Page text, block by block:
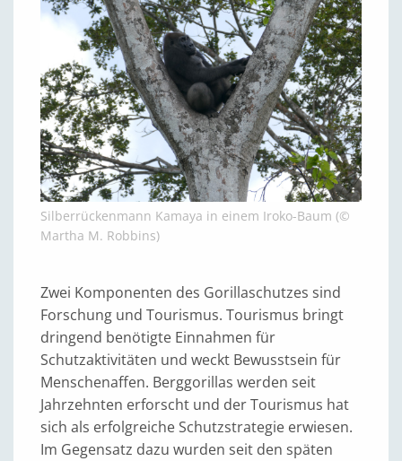
Silberrückenmann Kamaya in einem Iroko-Baum (©
Martha M. Robbins)
Zwei Komponenten des Gorillaschutzes sind
Forschung und Tourismus. Tourismus bringt
dringend benötigte Einnahmen für
Schutzaktivitäten und weckt Bewusstsein für
Menschenaffen. Berggorillas werden seit
Jahrzehnten erforscht und der Tourismus hat
sich als erfolgreiche Schutzstrategie erwiesen.
Im Gegensatz dazu wurden seit den späten